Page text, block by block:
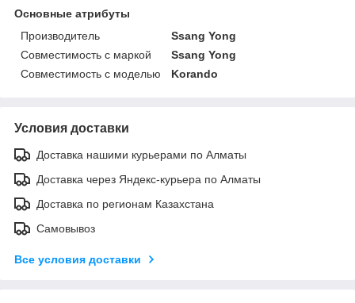
Основные атрибуты
Производитель
Ssang Yong
Совместимость с маркой
Ssang Yong
Совместимость с моделью
Korando
Условия доставки
Доставка нашими курьерами по Алматы
Доставка через Яндекс-курьера по Алматы
Доставка по регионам Казахстана
Самовывоз
Все условия доставки